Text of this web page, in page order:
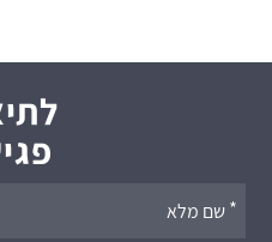
אנא